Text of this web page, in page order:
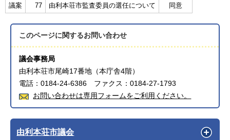
議案
77 由利本荘市監査委員の選任について 同意
このページに関するお問い合わせ
議会事務局
由利本荘市尾崎17番地（本庁舎4階）
電話：0184-24-6386 ファクス：0184-27-1793
お問い合わせは専用フォームをご利用ください。
由利本荘市議会